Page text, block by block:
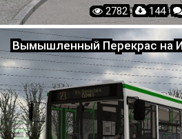
2782 · 144 ·
Вымышленный Перекрас на